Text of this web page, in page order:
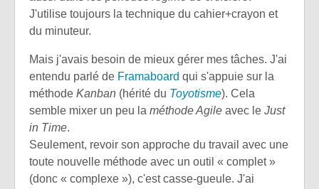
J'utilise toujours la technique du cahier+crayon et
du minuteur.
Mais j'avais besoin de mieux gérer mes tâches. J'ai
entendu parlé de Framaboard qui s'appuie sur la
méthode Kanban (hérité du Toyotisme). Cela
semble mixer un peu la méthode Agile avec le Just
in Time.
Seulement, revoir son approche du travail avec une
toute nouvelle méthode avec un outil « complet »
(donc « complexe »), c'est casse-gueule. J'ai